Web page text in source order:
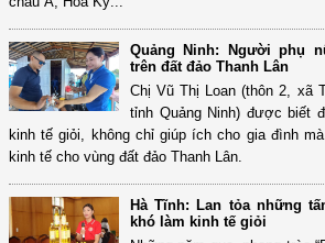
Quảng Ninh: Người phụ
trên đất đảo Thanh Lân
Chị Vũ Thị Loan (thôn 2, xã
tỉnh Quảng Ninh) được biết
kinh tế giỏi, không chỉ giúp ích cho gia đình
kinh tế cho vùng đất đảo Thanh Lân.
Hà Tĩnh: Lan tỏa những
khó làm kinh tế giỏi